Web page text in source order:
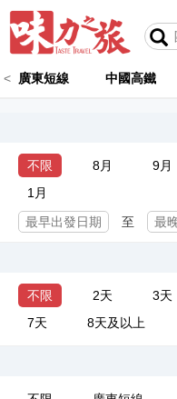
< 廣東短線 中國高鐵
不限 8月 9月
1月
至
不限 2天 3天
7天
8天及以上